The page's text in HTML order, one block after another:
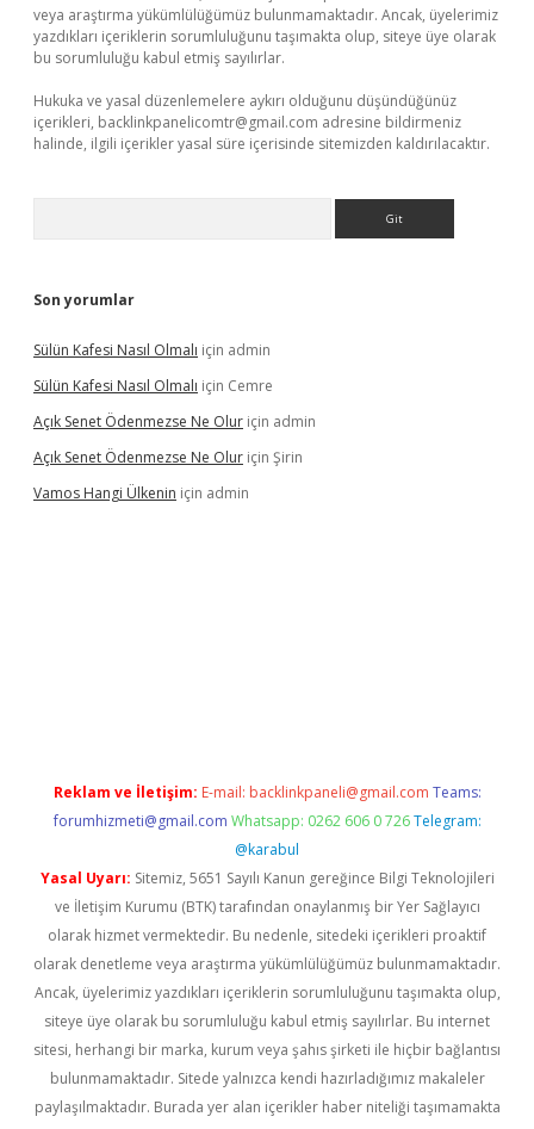
veya araştırma yükümlülüğümüz bulunmamaktadır. Ancak, üyelerimiz
yazdıkları içeriklerin sorumluluğunu taşımakta olup, siteye üye olarak
bu sorumluluğu kabul etmiş sayılırlar.
Hukuka ve yasal düzenlemelere aykırı olduğunu düşündüğünüz
içerikleri, backlinkpanelicomtr@gmail.com adresine bildirmeniz
halinde, ilgili içerikler yasal süre içerisinde sitemizden kaldırılacaktır.
Son yorumlar
Sülün Kafesi Nasıl Olmalı için admin
Sülün Kafesi Nasıl Olmalı için Cemre
Açık Senet Ödenmezse Ne Olur için admin
Açık Senet Ödenmezse Ne Olur için Şirin
Vamos Hangi Ülkenin için admin
Reklam ve İletişim: E-mail: backlinkpaneli@gmail.com Teams:
forumhizmeti@gmail.com Whatsapp: 0262 606 0 726 Telegram:
@karabul
Yasal Uyarı: Sitemiz, 5651 Sayılı Kanun gereğince Bilgi Teknolojileri
ve İletişim Kurumu (BTK) tarafından onaylanmış bir Yer Sağlayıcı
olarak hizmet vermektedir. Bu nedenle, sitedeki içerikleri proaktif
olarak denetleme veya araştırma yükümlülüğümüz bulunmamaktadır.
Ancak, üyelerimiz yazdıkları içeriklerin sorumluluğunu taşımakta olup,
siteye üye olarak bu sorumluluğu kabul etmiş sayılırlar. Bu internet
sitesi, herhangi bir marka, kurum veya şahıs şirketi ile hiçbir bağlantısı
bulunmamaktadır. Sitede yalnızca kendi hazırladığımız makaleler
paylaşılmaktadır. Burada yer alan içerikler haber niteliği taşımamakta